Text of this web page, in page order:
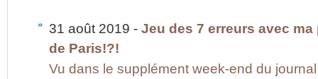
31 août 2019 - Jeu des 7 erreurs avec
de Paris!?!
Vu dans le supplément week-end du